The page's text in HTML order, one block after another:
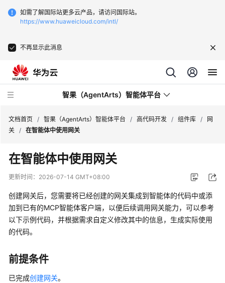
如需了解国际站更多云产品，请访问国际站。
https://www.huaweicloud.com/intl/
不再显示此消息
智果（AgentArts）智能体平台
最
新
动
产
品
介
开
始
文档首页 / 智果（AgentArts）智能体平台 / 高代码开发 / 组件库 /
网
关 / 在智能体中使用网关
在智能体中使用网关
更新时间： 2026-07-14 GMT+08:00
创建网关后，您需要将已经创建的网关集成到智能体的代码中或添
加到已有的MCP智能体客户端，以便后续调用网关能力，可以参考
以下示例代码，并根据需求自定义修改其中的信息，生成实际使用
的代码。
前提条件
已完成创建网关。